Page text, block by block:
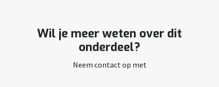
Wil je meer weten over dit
onderdeel?
Neem contact op met